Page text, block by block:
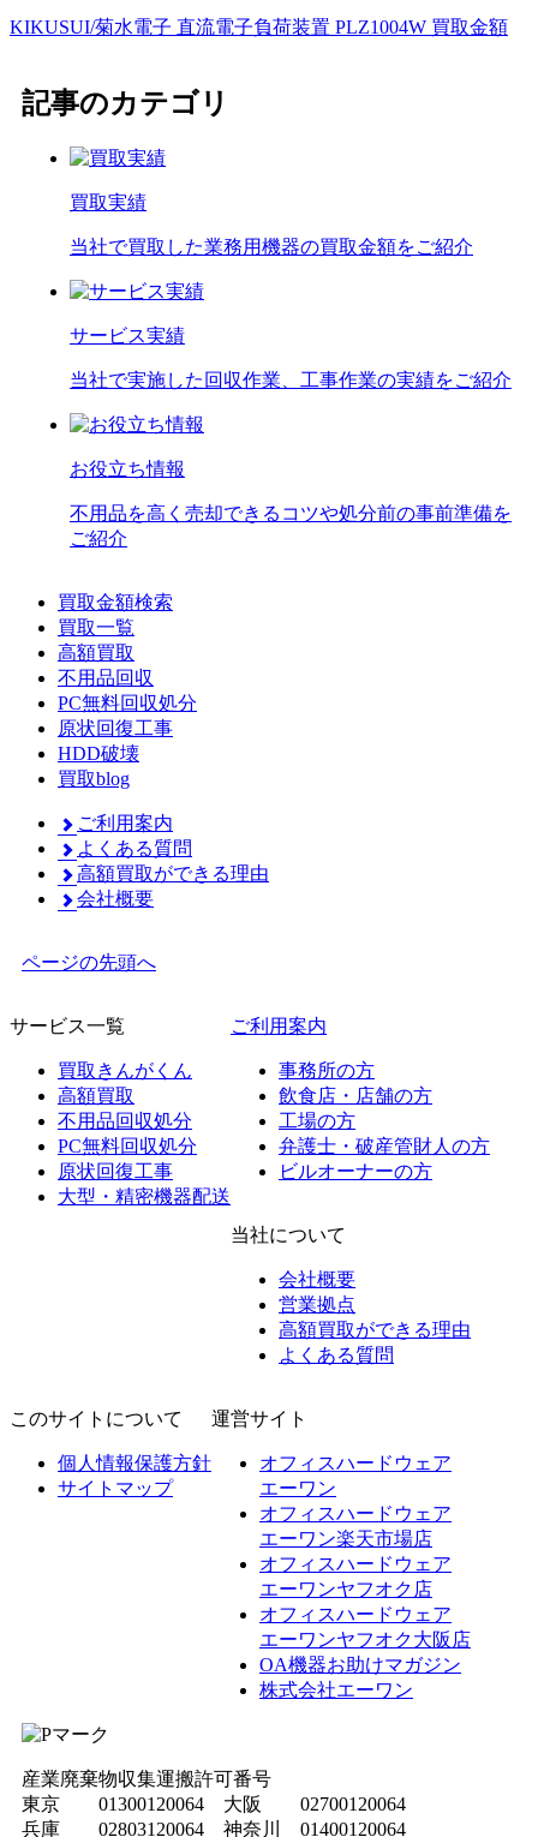
KIKUSUI/菊水電子 直流電子負荷装置 PLZ1004W 買取金額
記事のカテゴリ
買取実績
当社で買取した業務用機器の買取金額をご紹介
サービス実績
当社で実施した回収作業、工事作業の実績をご紹介
お役立ち情報
不用品を高く売却できるコツや処分前の事前準備を
ご紹介
買取金額検索
買取一覧
高額買取
不用品回収
PC無料回収処分
原状回復工事
HDD破壊
買取blog
ご利用案内
よくある質問
高額買取ができる理由
会社概要
ページの先頭へ
サービス一覧
買取きんがくん
高額買取
不用品回収処分
PC無料回収処分
原状回復工事
大型・精密機器配送
ご利用案内
事務所の方
飲食店・店舗の方
工場の方
弁護士・破産管財人の方
ビルオーナーの方
当社について
会社概要
営業拠点
高額買取ができる理由
よくある質問
このサイトについて
個人情報保護方針
サイトマップ
運営サイト
オフィスハードウェア
エーワン
オフィスハードウェア
エーワン楽天市場店
オフィスハードウェア
エーワンヤフオク店
オフィスハードウェア
エーワンヤフオク大阪店
OA機器お助けマガジン
株式会社エーワン
産業廃棄物収集運搬許可番号
東京 01300120064 大阪 02700120064
兵庫 02803120064 神奈川 01400120064